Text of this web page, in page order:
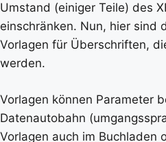
Umstand (einiger Teile) des
einschränken. Nun, hier sind
Vorlagen für Überschriften,
werden.
Vorlagen können Parameter
Datenautobahn
Vorlagen auch im Buchladen